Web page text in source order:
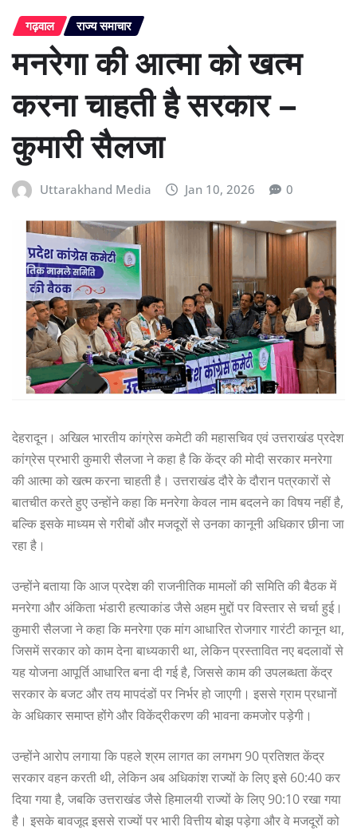
गढ़वाल राज्य समाचार
मनरेगा की आत्मा को खत्म
करना चाहती है सरकार –
कुमारी सैलजा
Uttarakhand Media Jan 10, 2026 0
देहरादून। अखिल भारतीय कांग्रेस कमेटी की महासचिव एवं उत्तराखंड प्रदेश
कांग्रेस प्रभारी कुमारी सैलजा ने कहा है कि केंद्र की मोदी सरकार मनरेगा
की आत्मा को खत्म करना चाहती है। उत्तराखंड दौरे के दौरान पत्रकारों से
बातचीत करते हुए उन्होंने कहा कि मनरेगा केवल नाम बदलने का विषय नहीं है,
बल्कि इसके माध्यम से गरीबों और मजदूरों से उनका कानूनी अधिकार छीना जा
रहा है।
उन्होंने बताया कि आज प्रदेश की राजनीतिक मामलों की समिति की बैठक में
मनरेगा और अंकिता भंडारी हत्याकांड जैसे अहम मुद्दों पर विस्तार से चर्चा हुई।
कुमारी सैलजा ने कहा कि मनरेगा एक मांग आधारित रोजगार गारंटी कानून था,
जिसमें सरकार को काम देना बाध्यकारी था, लेकिन प्रस्तावित नए बदलावों से
यह योजना आपूर्ति आधारित बना दी गई है, जिससे काम की उपलब्धता केंद्र
सरकार के बजट और तय मापदंडों पर निर्भर हो जाएगी। इससे ग्राम प्रधानों
के अधिकार समाप्त होंगे और विकेंद्रीकरण की भावना कमजोर पड़ेगी।
उन्होंने आरोप लगाया कि पहले श्रम लागत का लगभग 90 प्रतिशत केंद्र
सरकार वहन करती थी, लेकिन अब अधिकांश राज्यों के लिए इसे 60:40 कर
दिया गया है, जबकि उत्तराखंड जैसे हिमालयी राज्यों के लिए 90:10 रखा गया
है। इसके बावजूद इससे राज्यों पर भारी वित्तीय बोझ पड़ेगा और वे मजदूरों को